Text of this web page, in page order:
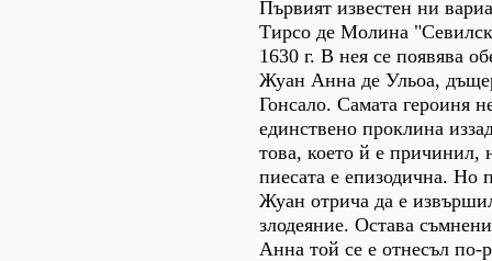
Първият известен ни
Тирсо де Молина
1630 г. В нея се появява
Жуан Анна де Ульоа,
Гонсало. Самата героиня
единствено проклина
това, което й е причинил,
пиесата е епизодична. Но
Жуан отрича да е
злодеяние. Остава
Анна той се е отнесъл по-